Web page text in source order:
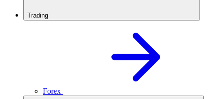
Trading
Forex